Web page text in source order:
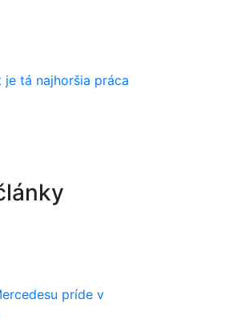
tá najhoršia práca
príde v